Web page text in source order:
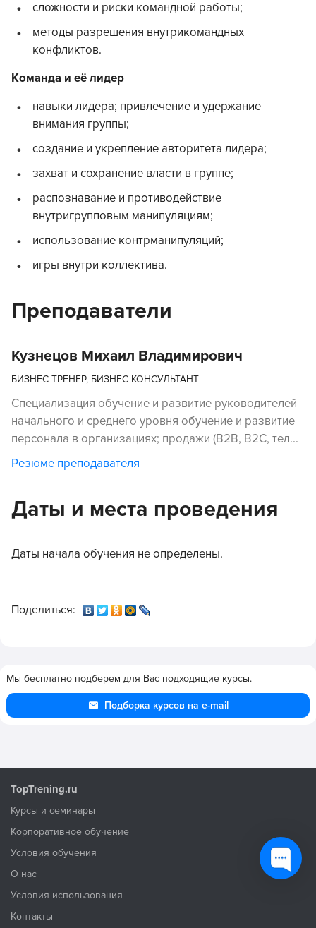
сложности и риски командной работы;
методы разрешения внутрикомандных
конфликтов.
Команда и её лидер
навыки лидера; привлечение и удержание
внимания группы;
создание и укрепление авторитета лидера;
захват и сохранение власти в группе;
распознавание и противодействие
внутригрупповым манипуляциям;
использование контрманипуляций;
игры внутри коллектива.
Преподаватели
Кузнецов Михаил Владимирович
БИЗНЕС-ТРЕНЕР, БИЗНЕС-КОНСУЛЬТАНТ
Специализация обучение и развитие руководителей
начального и среднего уровня обучение и развитие
персонала в организациях; продажи (В2В, В2С, тел...
Резюме преподавателя
Даты и места проведения
Даты начала обучения не определены.
Поделиться:
Мы бесплатно подберем для Вас подходящие курсы.
Подборка курсов на e-mail
TopTrening.ru
Курсы и семинары
Корпоративное обучение
Условия обучения
О нас
Условия использования
Контакты